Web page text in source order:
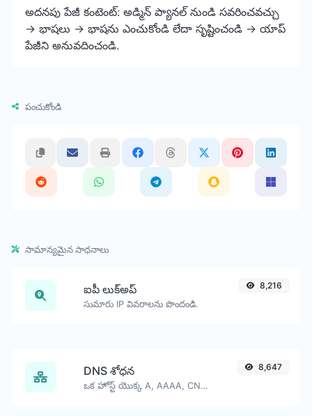
అదనపు పేజీ కంటెంట్: అడ్మిన్ ప్యానల్ నుండి సవరించవచ్చు
-> భాషలు -> భాషను ఎంచుకోండి లేదా సృష్టించండి -> యాప్
పేజీని అనువదించండి.
పంచుకోండి
సామాన్యమైన సాధనాలు
ఐపీ లుక్‌అప్
సుమారు IP వివరాలను పొందండి.
8,216
DNS శోధన
ఒక హోస్ట్ యొక్క A, AAAA, CNAME, MX, NS, TXT, SOA DNS రికార్డులను కనుగొనండి.
8,647